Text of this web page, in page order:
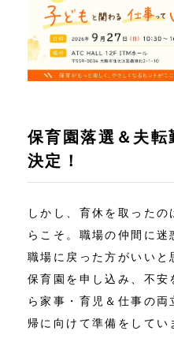
保育園落選＆夫転
決定！
しかし、育休を取った
らこそ。職場の仲間に
職場に戻った方がいい
保育園を申し込み、不安
ら家事・育児＆仕事の
帰に向けて準備をしてい